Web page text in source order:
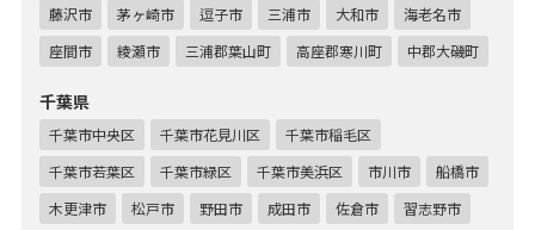
藤沢市
茅ヶ崎市 逗子市 三浦市 大和市
海老名市
座間市
綾瀬市 三浦郡葉山町 高座郡寒川町 中郡大磯町
千葉県
千葉市中央区 千葉市花見川区
千葉市稲毛区
千葉市若葉区
千葉市緑区 千葉市美浜区 市川市
船橋市
木更津市
松戸市 野田市 成田市 佐倉市
習志野市